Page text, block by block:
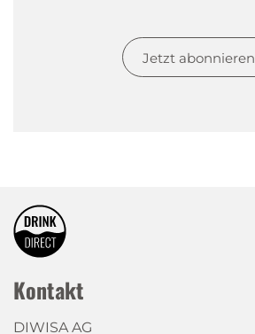
Jetzt abonnieren
Kontakt
DIWISA AG